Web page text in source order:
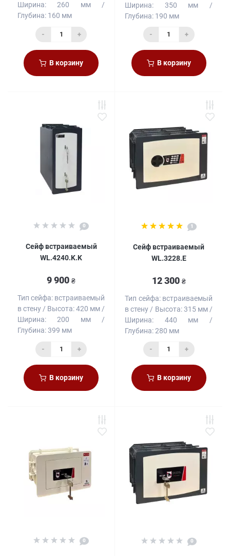
Ширина:
260 мм
Глубина: 160 мм
- +
В корзину
Ширина:
350 мм
Глубина: 190 мм
- +
В корзину
0
Сейф встраиваемый
WL.4240.K.K
9 900 ₴
Тип сейфа: встраиваемый
в стену
Высота:420 мм
Ширина:
200 мм
Глубина:399 мм
- +
В корзину
1
Сейф встраиваемый
WL.3228.E
12 300 ₴
Тип сейфа: встраиваемый
в стену
Высота: 315 мм
Ширина:
440 мм
Глубина:280 мм
- +
В корзину
0 0